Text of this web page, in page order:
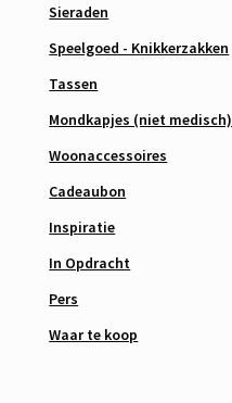
Sieraden
Speelgoed - Knikkerzakken
Tassen
Mondkapjes (niet medisch)
Woonaccessoires
Cadeaubon
Inspiratie
In Opdracht
Pers
Waar te koop